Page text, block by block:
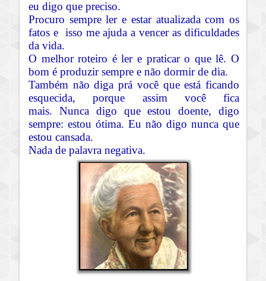
eu digo que preciso.
Procuro sempre ler e estar atualizada com os
fatos e isso me ajuda a vencer as dificuldades
da vida.
O melhor roteiro é ler e praticar o que lê. O
bom é produzir sempre e não dormir de dia.
Também não diga prá você que está ficando
esquecida, porque assim você fica
mais. Nunca digo que estou doente, digo
sempre: estou ótima. Eu não digo nunca que
estou cansada.
Nada de palavra negativa.